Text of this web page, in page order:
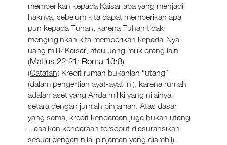
memberikan kepada Kaisar apa yang menjadi
haknya, sebelum kita dapat memberikan apa
pun kepada Tuhan, karena Tuhan tidak
menginginkan kita memberikan kepada-Nya
uang milik Kaisar, atau uang milik orang lain
(Matius 22:21 ; Roma 13:8).
(Catatan: Kredit rumah bukanlah “utang”
(dalam pengertian ayat-ayat ini), karena rumah
adalah aset yang Anda miliki yang nilainya
setara dengan jumlah pinjaman. Atas dasar
yang sama, kredit kendaraan juga bukan utang
– asalkan kendaraan tersebut diasuransikan
sesuai dengan nilai pinjaman yang diambil).